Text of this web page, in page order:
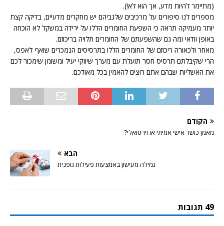
(מתיימר להיות מדע, אך הוא לא!).
מספרים לנו סיפורים על מרכיבים שלגביהם יש מחקרים מדעיים, בדיקה קצת
יותר מעמיקה תראה כי השפעת החומרים הללו על ירידה במשקל לא הוכחה
באופן וודאי ומה גם שהשפעתם של החומרים תלויה בריכוזם.
מאחר ולכאורה ריכוזם של החומרים הללו בתרסיסים הנמכרים שואף לאפס,
הרי שקיבלתם תרסיס חסר תועלת עם מערך שיווקי יעיל ומשומן שימכור לכם
את האשליות שבהם אתם רוצים להאמין בכל מאודכם.
הקודם
מאמן כושר אישי אמיתי או וירטואלי?
הבא
גמילה מעישון באמצעות פעילות גופנית
49 תגובות